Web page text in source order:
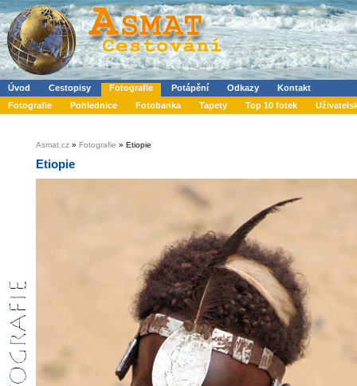
Úvod Cestopisy Fotografie Potápění Odkazy
Kontakt
Fotografie
Pohlednice Fotobanka Tapety Top 10 fotek
Asmat.cz » Fotografie » Etiopie
Etiopie